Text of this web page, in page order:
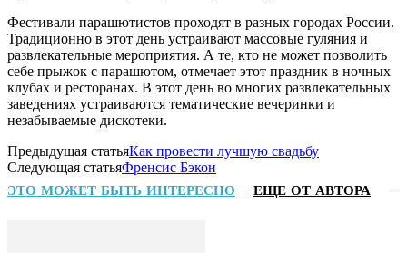
Фестивали парашютистов проходят в разных городах России.
Традиционно в этот день устраивают массовые гуляния и
развлекательные мероприятия. А те, кто не может позволить
себе прыжок с парашютом, отмечает этот праздник в ночных
клубах и ресторанах. В этот день во многих развлекательных
заведениях устраиваются тематические вечеринки и
незабываемые дискотеки.
Предыдущая статьяКак провести лучшую свадьбу
Следующая статьяФренсис Бэкон
ЭТО МОЖЕТ БЫТЬ ИНТЕРЕСНО ЕЩЕ ОТ АВТОРА